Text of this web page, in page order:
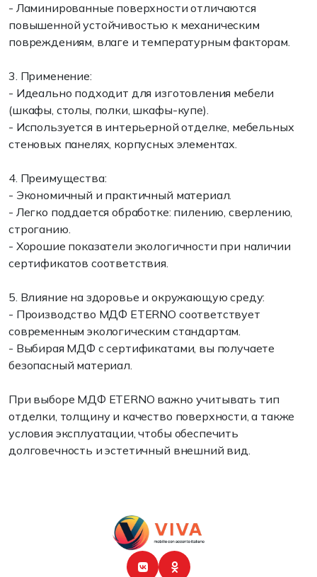
- Ламинированные поверхности отличаются
повышенной устойчивостью к механическим
повреждениям, влаге и температурным факторам.
3. Применение:
- Идеально подходит для изготовления мебели
(шкафы, столы, полки, шкафы-купе).
- Используется в интерьерной отделке, мебельных
стеновых панелях, корпусных элементах.
4. Преимущества:
- Экономичный и практичный материал.
- Легко поддается обработке: пилению, сверлению,
строганию.
- Хорошие показатели экологичности при наличии
сертификатов соответствия.
5. Влияние на здоровье и окружающую среду:
- Производство МДФ ETERNO соответствует
современным экологическим стандартам.
- Выбирая МДФ с сертификатами, вы получаете
безопасный материал.
При выборе МДФ ETERNO важно учитывать тип
отделки, толщину и качество поверхности, а также
условия эксплуатации, чтобы обеспечить
долговечность и эстетичный внешний вид.